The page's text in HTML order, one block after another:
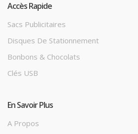
Accès Rapide
Sacs Publicitaires
Disques De Stationnement
Bonbons & Chocolats
Clés USB
En Savoir Plus
A Propos